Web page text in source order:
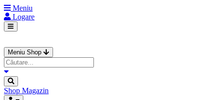
Meniu
Logare
Meniu Shop
Shop Magazin